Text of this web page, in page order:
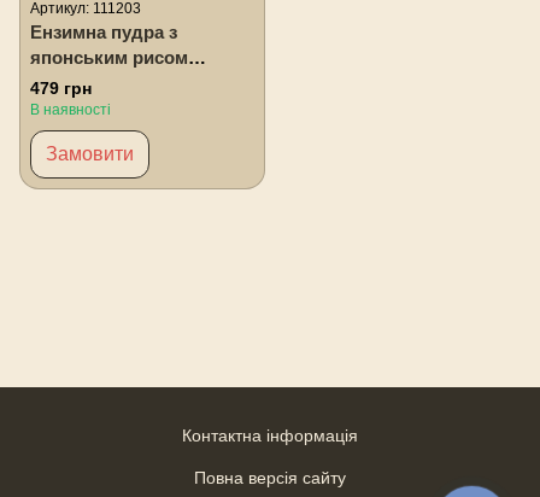
Артикул: 111203
Ензимна пудра з
японським рисом
LIVESTA, 50 г
479 грн
В наявності
Замовити
Контактна інформація
Повна версія сайту